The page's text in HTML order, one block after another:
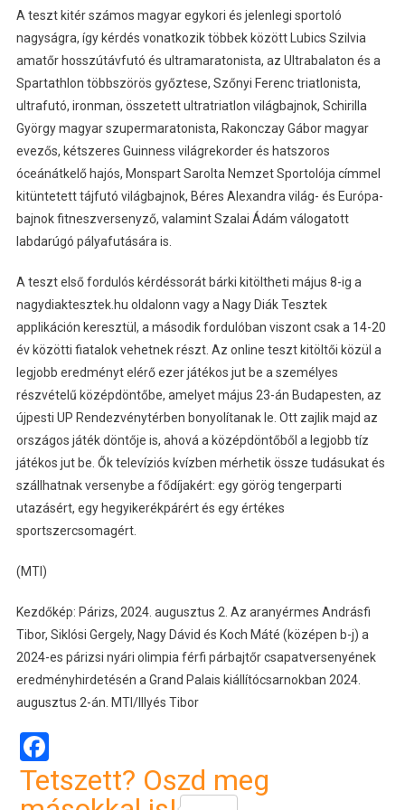
A teszt kitér számos magyar egykori és jelenlegi sportoló
nagyságra, így kérdés vonatkozik többek között Lubics Szilvia
amatőr hosszútávfutó és ultramaratonista, az Ultrabalaton és a
Spartathlon többszörös győztese, Szőnyi Ferenc triatlonista,
ultrafutó, ironman, összetett ultratriatlon világbajnok, Schirilla
György magyar szupermaratonista, Rakonczay Gábor magyar
evezős, kétszeres Guinness világrekorder és hatszoros
óceánátkelő hajós, Monspart Sarolta Nemzet Sportolója címmel
kitüntetett tájfutó világbajnok, Béres Alexandra világ- és Európa-
bajnok fitneszversenyző, valamint Szalai Ádám válogatott
labdarúgó pályafutására is.
A teszt első fordulós kérdéssorát bárki kitöltheti május 8-ig a
nagydiaktesztek.hu oldalonn vagy a Nagy Diák Tesztek
applikáción keresztül, a második fordulóban viszont csak a 14-20
év közötti fiatalok vehetnek részt. Az online teszt kitöltői közül a
legjobb eredményt elérő ezer játékos jut be a személyes
részvételű középdöntőbe, amelyet május 23-án Budapesten, az
újpesti UP Rendezvénytérben bonyolítanak le. Ott zajlik majd az
országos játék döntője is, ahová a középdöntőből a legjobb tíz
játékos jut be. Ők televíziós kvízben mérhetik össze tudásukat és
szállhatnak versenybe a fődíjakért: egy görög tengerparti
utazásért, egy hegyikerékpárért és egy értékes
sportszercsomagért.
(MTI)
Kezdőkép: Párizs, 2024. augusztus 2. Az aranyérmes Andrásfi
Tibor, Siklósi Gergely, Nagy Dávid és Koch Máté (középen b-j) a
2024-es párizsi nyári olimpia férfi párbajtőr csapatversenyének
eredményhirdetésén a Grand Palais kiállítócsarnokban 2024.
augusztus 2-án. MTI/Illyés Tibor
Facebook
Tetszett? Oszd meg